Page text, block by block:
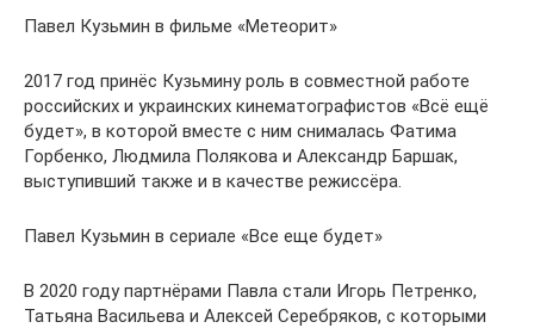
Павел Кузьмин в фильме «Метеорит»
2017 год принёс Кузьмину роль в совместной работе
российских и украинских кинематографистов «Всё ещё
будет», в которой вместе с ним снималась Фатима
Горбенко, Людмила Полякова и Александр Баршак,
выступивший также и в качестве режиссёра.
Павел Кузьмин в сериале «Все еще будет»
В 2020 году партнёрами Павла стали Игорь Петренко,
Татьяна Васильева и Алексей Серебряков, с которыми